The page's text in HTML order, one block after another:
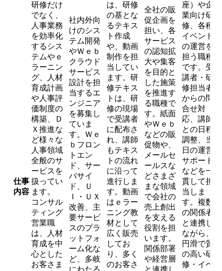
仕事
内容
研修だけ
でなく、
人事業務
を効率化
するシス
テムやｅ
ラーニン
グ、人材
育成計画
や人事評
価制度の
構築、Ｄ
Ｘ推進な
ど様々な
人事領域
全般のサ
ービスを
扱ってい
ます。
コンサル
ティング
営業職
は、人材
育成を中
心とした
お客さま
社内外向
けのシス
テム開発
やＷｅｂ
クラウド
サービス
設計を担
当するエ
ンジニア
を募集し
ていま
す。Ｗｅ
ｂフロン
トエン
ド、サー
バサイ
ド、Ｕ
Ｉ・ＵＸ
改善、主
要サービ
スのプラ
ットフォ
ーム化な
ど、多岐
は、研修
の基とな
るテキス
ト作成
や、動画
制作を担
当してい
ます。研
修テキス
トは、研
修の現場
で受講者
に配布さ
れ、講師
もテキス
トの流れ
に沿って
進行しま
す。動画
はｅラー
ニング教
材として
広く販売
してお
り、多く
のお客さ
全社の販
促企画を
担い、各
サービス
の認知拡
大や集客
を目的と
した施策
を推進す
る職種で
す。紙面
やＷｅｂ
などの販
促物や、
メールセ
ールスな
どさまざ
まな領域
で会社の
売上創出
を支える
役割を担
います。
関係部署
や経営層
座）や企
業向け研
修、各種
イベント
の運営を
担う職種
です。受
講者・研
修担当者
からの問
合せ対
応、講師
との日程
調整、当
日の運営
サポート
などを一
貫して担
当しま
す。複数
の関係者
と連携し
ながら、
円滑で質
の高い研
修・イベ